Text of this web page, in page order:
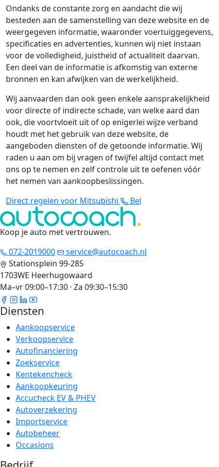
Ondanks de constante zorg en aandacht die wij
besteden aan de samenstelling van deze website en de
weergegeven informatie, waaronder voertuiggegevens,
specificaties en advertenties, kunnen wij niet instaan
voor de volledigheid, juistheid of actualiteit daarvan.
Een deel van de informatie is afkomstig van externe
bronnen en kan afwijken van de werkelijkheid.
Wij aanvaarden dan ook geen enkele aansprakelijkheid
voor directe of indirecte schade, van welke aard dan
ook, die voortvloeit uit of op enigerlei wijze verband
houdt met het gebruik van deze website, de
aangeboden diensten of de getoonde informatie. Wij
raden u aan om bij vragen of twijfel altijd contact met
ons op te nemen en zelf controle uit te oefenen vóór
het nemen van aankoopbeslissingen.
Direct regelen voor Mitsubishi
Bel
Koop je auto met vertrouwen.
072-2019000
service@autocoach.nl
Stationsplein 99-285
1703WE Heerhugowaard
Ma–vr 09:00–17:30 · Za 09:30–15:30
Diensten
Aankoopservice
Verkoopservice
Autofinanciering
Zoekservice
Kentekencheck
Aankoopkeuring
Accucheck EV & PHEV
Autoverzekering
Importservice
Autobeheer
Occasions